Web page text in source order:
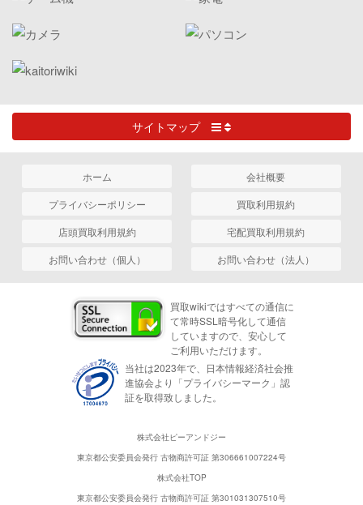
サイトマップ
ホーム
会社概要
プライバシーポリシー
買取利用規約
店頭買取利用規約
宅配買取利用規約
お問い合わせ（個人）
お問い合わせ（法人）
買取wikiではすべての通信に
て常時SSL暗号化して通信
していますので、安心して
ご利用いただけます。
当社は2023年で、日本情報経済社会推
進協会より「プライバシーマーク」認
証を取得致しました。
株式会社ピーアンドジー
東京都公安委員会発行 古物商許可証 第306661007224号
株式会社TOP
東京都公安委員会発行 古物商許可証 第301031307510号